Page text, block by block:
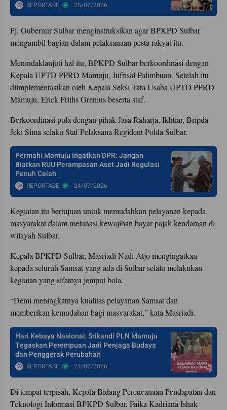
REPORTASE 25/07/2026
Pj. Gubernur Sulbar menginstruksikan agar BPKPD Sulbar
mengambil bagian dalam pelaksanaan pesta rakyat itu.
Menindaklanjuti hal itu, BPKPD Sulbar berkoordinasi dengan
Kepala UPTD PPRD Mamuju, Jufrisal Palimbuan. Setelah itu
diimplementasikan oleh Kepala Seksi Tata Usaha UPTD PPRD
Mamuju, Erick Friths Grenius beserta staf.
Berkoordinasi pula dengan pihak Jasa Raharja, Ikhtiar, Bripda
Jeki Sima selaku Staf Pelaksana Regident Polda Sulbar.
Permahi Mamuju Ingatkan DPR: Jangan
Biarkan RUU Perampasan Aset Jadi Regulasi
Penuh Celah
REPORTASE 24/07/2026
Kegiatan itu bertujuan untuk memudahkan pelayanan kepada
masyarakat dalam melunasi kewajiban bayar pajak kendaraan di
wilayah Sulbar.
Kepala BPKPD Sulbar, Masriadi Nadi Atjo mengingatkan
kepada seluruh Samsat yang ada di Sulbar selalu melakukan
kegiatan yang sifatnya jemput bola.
“Demi meningkatnya kualitas pelayanan Samsat dan
memberikan kemudahan bagi masyarakat,” kata Masriadi.
Hari Kebaya Nasional, Srikandi PLN Mamuju
Tegaskan Perempuan Jadi Penjaga Budaya
dan Penggerak Perubahan
REPORTASE 24/07/2026
Di tempat terpisah, Kepala Bidang Perencanaan Pendapatan dan
Teknologi Informasi BPKPD Sulbar, Faika Kadriana Ishak